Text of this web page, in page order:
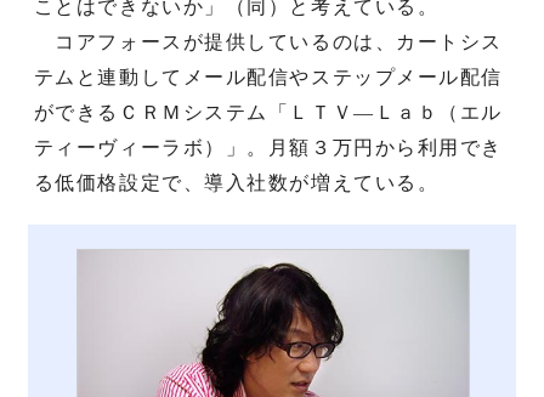
ことはできないか」（同）と考えている。
コアフォースが提供しているのは、カートシス
テムと連動してメール配信やステップメール配信
ができるＣＲＭシステム「ＬＴＶ—Ｌａｂ（エル
ティーヴィーラボ）」。月額３万円から利用でき
る低価格設定で、導入社数が増えている。